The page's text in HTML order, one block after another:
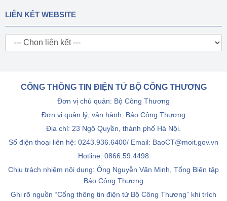
LIÊN KẾT WEBSITE
CỔNG THÔNG TIN ĐIỆN TỬ BỘ CÔNG THƯƠNG
Đơn vị chủ quản: Bộ Công Thương
Đơn vị quản lý, vận hành: Báo Công Thương
Địa chỉ: 23 Ngô Quyền, thành phố Hà Nội.
Số điện thoại liên hệ: 0243.936.6400/ Email: BaoCT@moit.gov.vn
Hotline: 0866.59.4498
Chịu trách nhiệm nội dung: Ông Nguyễn Văn Minh, Tổng Biên tập
Báo Công Thương
Ghi rõ nguồn “Cổng thông tin điện tử Bộ Công Thương” khi trích